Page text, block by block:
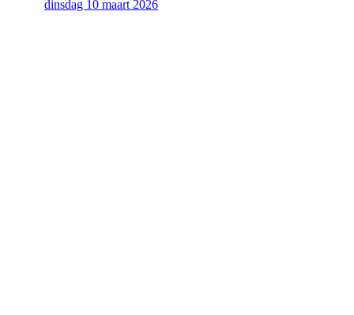
dinsdag 10 maart 2026